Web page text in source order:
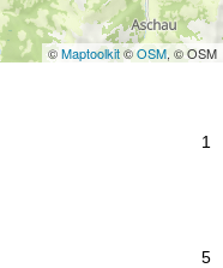
©Maptoolkit©OSM, © OSM
1
5